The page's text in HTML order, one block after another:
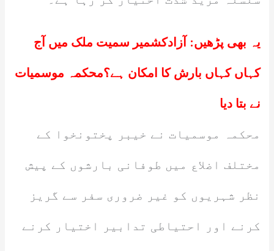
یہ بھی پڑھیں: آزادکشمیر سمیت ملک میں آج
کہاں کہاں بارش کا امکان ہے؟محکمہ موسمیات
نے بتا دیا
محکمہ موسمیات نے خیبر پختونخوا کے
مختلف اضلاع میں طوفانی بارشوں کے پیش
نظر شہریوں کو غیر ضروری سفر سے گریز
کرنے اور احتیاطی تدابیر اختیار کرنے